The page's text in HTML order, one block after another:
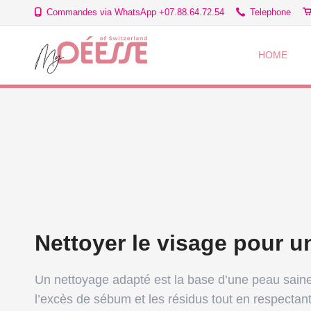
Commandes via WhatsApp +07.88.64.72.54 Telephone
HOME
SPÉCIAL BEAUTÉ
QU'EST-CE QUE LA
SOINS DU VISAGE SOINS SPÉCIFIQUES
PRIMER FOND DE TEINT
ONGLES
Nettoyer le visage pour
Un nettoyage adapté est la base d’une peau
l’excès de sébum et les résidus tout en